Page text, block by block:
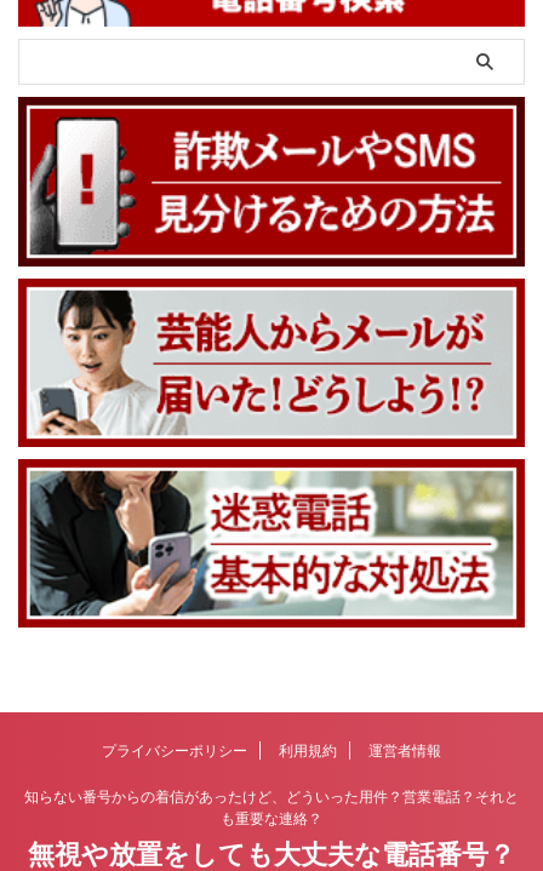
プライバシーポリシー 利用規約 運営者情報
知らない番号からの着信があったけど、どういった用件？営業電話？それと
も重要な連絡？
無視や放置をしても大丈夫な電話番号？